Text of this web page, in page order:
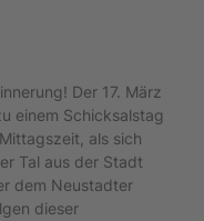
Der 17. März
einem Schicksalstag
als sich
Tal aus der Stadt
dem Neustadter
dieser